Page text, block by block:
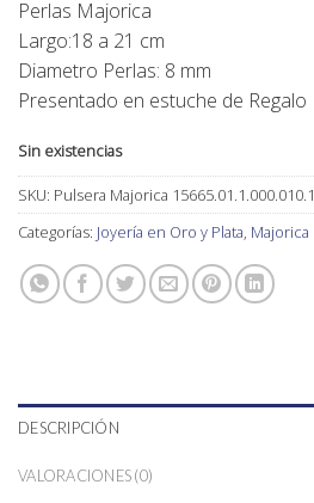
75,00€.
Perlas Majorica
Largo:18 a 21 cm
Diametro Perlas: 8 mm
Presentado en estuche de Regalo
Sin existencias
SKU: Pulsera Majorica 15665.01.1.000.010.1
Categorías: Joyería en Oro y Plata Majorica
DESCRIPCIÓN
VALORACIONES (0)